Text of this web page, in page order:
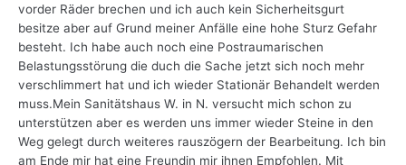
vorder Räder brechen und ich auch kein Sicherheitsgurt
besitze aber auf Grund meiner Anfälle eine hohe Sturz Gefahr
besteht. Ich habe auch noch eine Postraumarischen
Belastungsstörung die duch die Sache jetzt sich noch mehr
verschlimmert hat und ich wieder Stationär Behandelt werden
muss.Mein Sanitätshaus W. in N. versucht mich schon zu
unterstützen aber es werden uns immer wieder Steine in den
Weg gelegt durch weiteres rauszögern der Bearbeitung. Ich bin
am Ende mir hat eine Freundin mir ihnen Empfohlen. Mit